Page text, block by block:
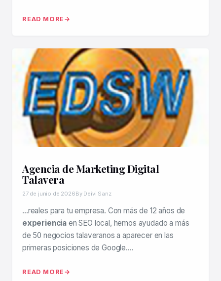
READ MORE
Agencia de Marketing Digital
Talavera
27 de junio de 2026By Deivi Sanz
…reales para tu empresa. Con más de 12 años de
experiencia en SEO local, hemos ayudado a más
de 50 negocios talaveranos a aparecer en las
primeras posiciones de Google….
READ MORE